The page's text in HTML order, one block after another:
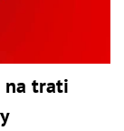
na trati